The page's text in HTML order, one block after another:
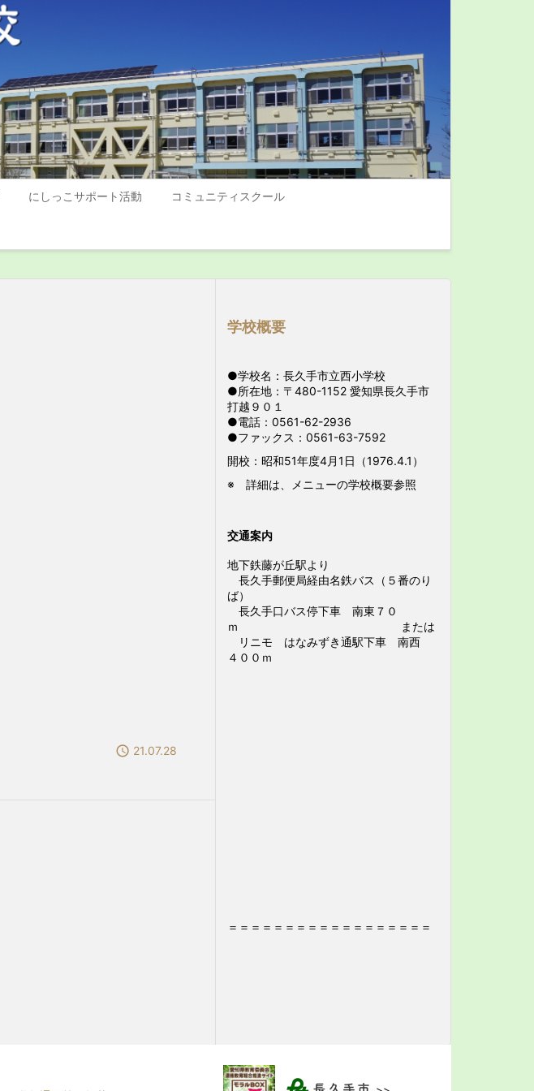
にしっこサポート活動 コミュニティスクール
 21.07.28
学校概要
●学校名：長久手市立西小学校
●所在地：〒480-1152 愛知県長久手市
打越９０１
●電話：0561-62-2936
●ファックス：0561-63-7592
開校：昭和51年度4月1日（1976.4.1）
※ 詳細は、メニューの学校概要参照
交通案内
地下鉄藤が丘駅より
長久手郵便局経由名鉄バス（５番のり
ば）
長久手口バス停下車 南東７０
ｍ または
リニモ はなみずき通駅下車 南西
４００ｍ
＝＝＝＝＝＝＝＝＝＝＝＝＝＝＝＝＝＝